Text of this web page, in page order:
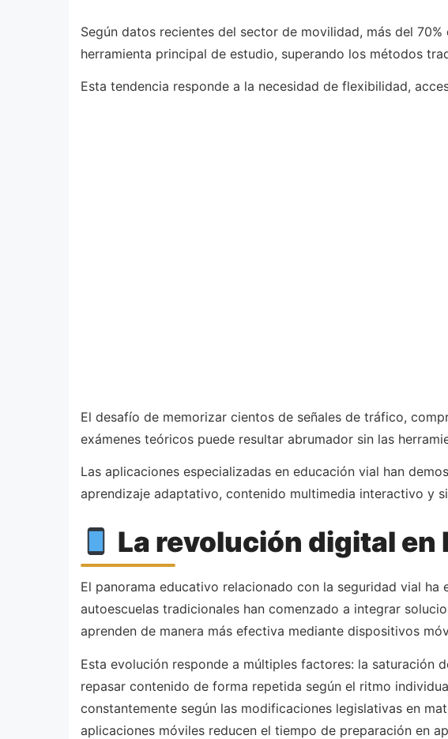
Según datos recientes del sector de movilidad, más del
herramienta principal de estudio, superando los métodos
Esta tendencia responde a la necesidad de flexibilidad,
El desafío de memorizar cientos de señales de tráfico,
exámenes teóricos puede resultar abrumador sin las
Las aplicaciones especializadas en educación vial han
aprendizaje adaptativo, contenido multimedia interactivo y
La revolución digital en
El panorama educativo relacionado con la seguridad vial
autoescuelas tradicionales han comenzado a integrar
aprenden de manera más efectiva mediante dispositivos
Esta evolución responde a múltiples factores: la saturación
repasar contenido de forma repetida según el ritmo
constantemente según las modificaciones legislativas en
aplicaciones móviles reducen el tiempo de preparación en